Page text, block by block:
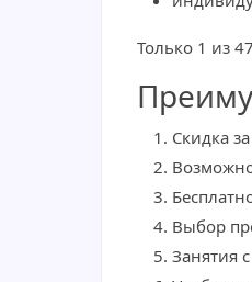
Только 1 из
Cкидка
Выбор
Занятия